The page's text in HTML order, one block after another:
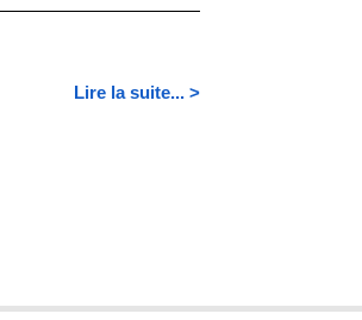
Lire la suite... >